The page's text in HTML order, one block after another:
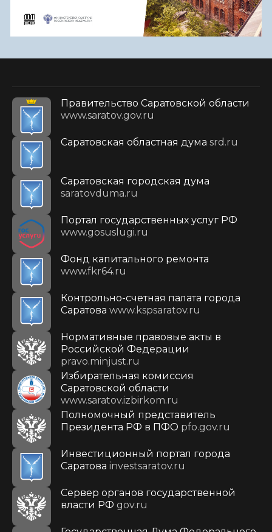
Правительство Саратовской области
www.saratov.gov.ru
Саратовская областная дума srd.ru
Саратовская городская дума
saratovduma.ru
Портал государственных услуг РФ
www.gosuslugi.ru
Фонд капитального ремонта
www.fkr64.ru
Контрольно-счетная палата города
Саратова www.kspsaratov.ru
Нормативные правовые акты в
Российской Федерации
pravo.minjust.ru
Избирательная комиссия
Саратовской области
www.saratov.izbirkom.ru
Полномочный представитель
Президента РФ в ПФО pfo.gov.ru
Инвестиционный портал города
Саратова investsaratov.ru
Сервер органов государственной
власти РФ gov.ru